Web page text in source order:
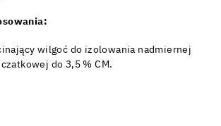
wilgoć do izolowania nadmiernej
do 3,5 % CM.